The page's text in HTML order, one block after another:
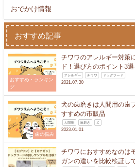
おでかけ情報
おすすめ記事
おすすめ・ランキン
グ
チワワのアレルギー対策
ド！選び方のポイント3
アレルギー チワワ ドッグフード
2021.07.30
歯の悩み
犬の歯磨きは人間用の歯
すすめの市販品
人間用 歯磨き 犬
2023.01.01
チワワにおすすめなのは
ガンの違いを比較検証し